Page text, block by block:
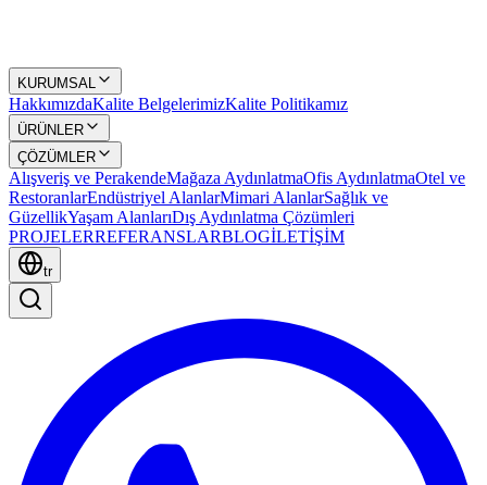
KURUMSAL
HakkımızdaKalite BelgelerimizKalite Politikamız
ÜRÜNLER
ÇÖZÜMLER
Alışveriş ve PerakendeMağaza AydınlatmaOfis AydınlatmaOtel ve
RestoranlarEndüstriyel AlanlarMimari AlanlarSağlık ve
GüzellikYaşam AlanlarıDış Aydınlatma Çözümleri
PROJELERREFERANSLARBLOGİLETİŞİM
tr